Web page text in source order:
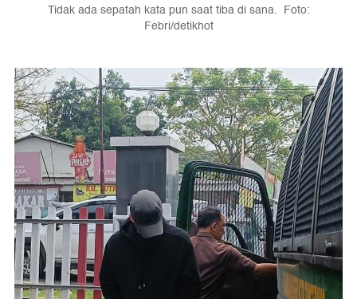
Tidak ada sepatah kata pun saat tiba di sana. Foto:
Febri/detikhot